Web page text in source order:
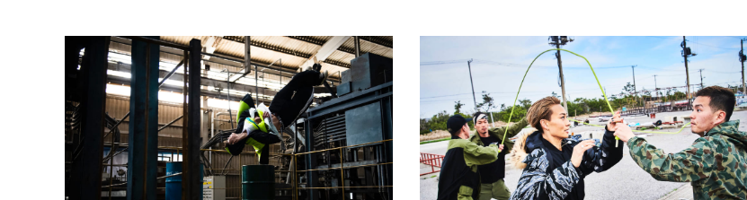
ャリアとライフスタイル
変化